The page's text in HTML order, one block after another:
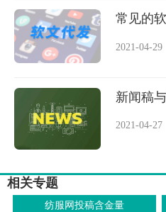
常见的
2021-04-29
新闻稿
2021-04-27
相关专题
纺服网投稿含金量